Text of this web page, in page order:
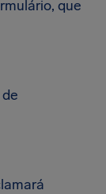
que